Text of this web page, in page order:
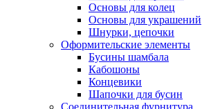
Основы для колец
Основы для украшений
Шнурки, цепочки
Оформительские элементы
Бусины шамбала
Кабошоны
Концевики
Шапочки для бусин
Соединительная фурнитура